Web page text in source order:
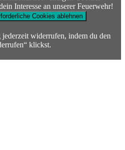
Interesse an unserer Feuerwehr!
Cookies ablehnen
widerrufen, indem du den
klickst.